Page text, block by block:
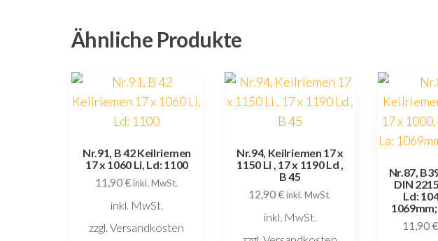
Ähnliche Produkte
Nr.91, B 42 Keilriemen
17 x 1060 Li, Ld: 1100
11,90€ inkl. MwSt.
inkl. MwSt.
zzgl. Versandkosten
Nr.94, Keilriemen 17 x
1150 Li , 17 x 1190 Ld ,
B 45
12,90€ inkl. MwSt.
inkl. MwSt.
Nr.87,
DIN
Ld:
11,90€